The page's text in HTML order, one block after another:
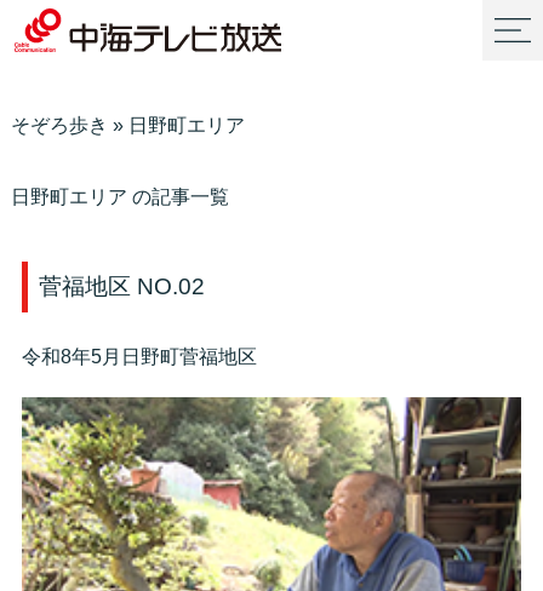
そぞろ歩き » 日野町エリア
日野町エリア の記事一覧
菅福地区 NO.02
令和8年5月日野町菅福地区